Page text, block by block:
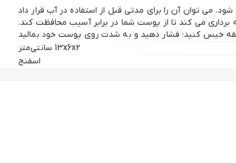
و شامپو مناسب، می‌توانید پوستتان را تمیز کرده و با
این اسفنج با طناب با کیفیت بالا تجهیز شده است تا به
توان آن را برای مدتی قبل از استفاده در آب قرار داد
برداری می کند تا از پوست شما در برابر آسیب محافظت کند.
13x6x2 سانتی‌متر
اسفنج